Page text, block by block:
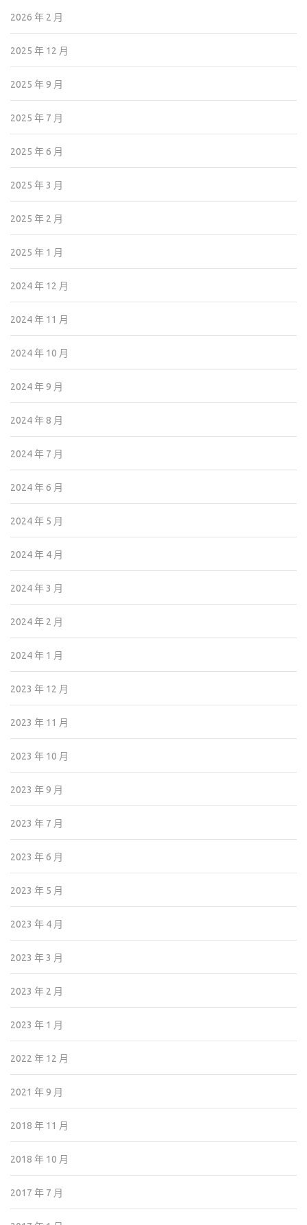
2026 年 2 月
2025 年 12 月
2025 年 9 月
2025 年 7 月
2025 年 6 月
2025 年 3 月
2025 年 2 月
2025 年 1 月
2024 年 12 月
2024 年 11 月
2024 年 10 月
2024 年 9 月
2024 年 8 月
2024 年 7 月
2024 年 6 月
2024 年 5 月
2024 年 4 月
2024 年 3 月
2024 年 2 月
2024 年 1 月
2023 年 12 月
2023 年 11 月
2023 年 10 月
2023 年 9 月
2023 年 7 月
2023 年 6 月
2023 年 5 月
2023 年 4 月
2023 年 3 月
2023 年 2 月
2023 年 1 月
2022 年 12 月
2021 年 9 月
2018 年 11 月
2018 年 10 月
2017 年 7 月